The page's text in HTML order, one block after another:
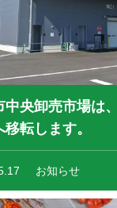
中央卸売市場は
転します。
お知らせ